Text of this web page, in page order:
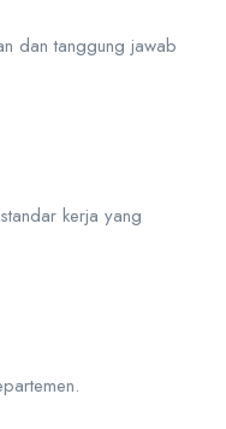
dan tanggung jawab
kerja yang